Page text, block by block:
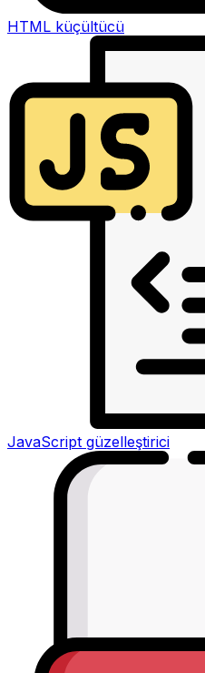
HTML küçültücü
JavaScript güzelleştirici